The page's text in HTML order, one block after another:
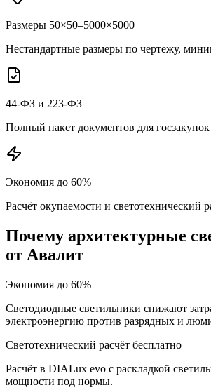
Размеры 50×50–5000×5000
Нестандартные размеры по чертежу,
44-ФЗ и 223-ФЗ
Полный пакет документов для
Экономия до 60%
Расчёт окупаемости и светотехнический
Почему архитектурные
от Авалит
Экономия до 60%
Светодиодные светильники снижают
электроэнергию против разрядных и
Светотехнический расчёт бесплатно
Расчёт в DIALux evo с раскладкой
мощности под нормы.